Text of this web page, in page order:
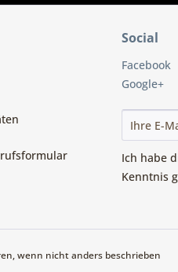
Social
Facebook
Google+
Ich habe
Kenntnis
wenn nicht anders beschrieben